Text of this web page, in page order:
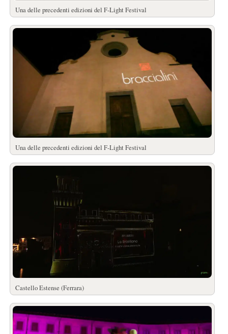
Una delle precedenti edizioni del F-Light Festival
Una delle precedenti edizioni del F-Light Festival
Castello Estense (Ferrara)